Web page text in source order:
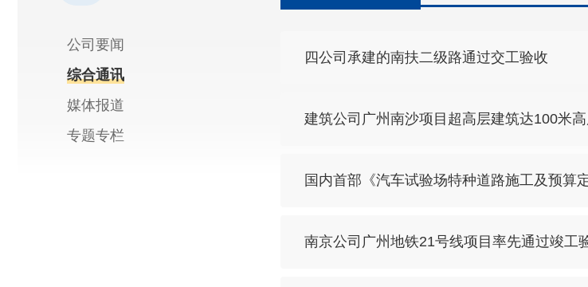
公司要闻
综合通讯
媒体报道
专题专栏
四公司承建的南扶二级路通过交工验收
建筑公司广州南沙项目超高层建筑达100米
国内首部《汽车试验场特种道路施工及预算
南京公司广州地铁21号线项目率先通过竣工